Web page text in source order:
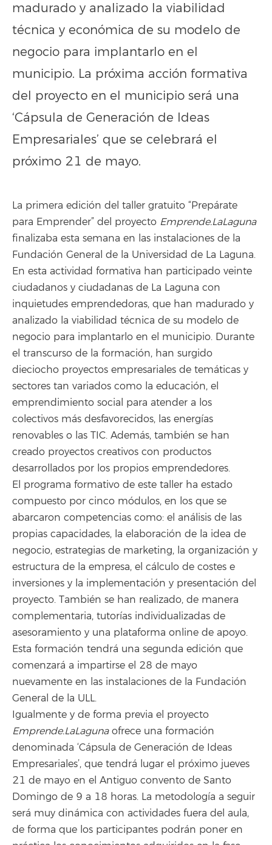
madurado y analizado la viabilidad
técnica y económica de su modelo de
negocio para implantarlo en el
municipio. La próxima acción formativa
del proyecto en el municipio será una
‘Cápsula de Generación de Ideas
Empresariales’ que se celebrará el
próximo 21 de mayo.
La primera edición del taller gratuito “Prepárate
para Emprender” del proyecto Emprende.LaLaguna
finalizaba esta semana en las instalaciones de la
Fundación General de la Universidad de La Laguna.
En esta actividad formativa han participado veinte
ciudadanos y ciudadanas de La Laguna con
inquietudes emprendedoras, que han madurado y
analizado la viabilidad técnica de su modelo de
negocio para implantarlo en el municipio. Durante
el transcurso de la formación, han surgido
dieciocho proyectos empresariales de temáticas y
sectores tan variados como la educación, el
emprendimiento social para atender a los
colectivos más desfavorecidos, las energías
renovables o las TIC. Además, también se han
creado proyectos creativos con productos
desarrollados por los propios emprendedores.
El programa formativo de este taller ha estado
compuesto por cinco módulos, en los que se
abarcaron competencias como: el análisis de las
propias capacidades, la elaboración de la idea de
negocio, estrategias de marketing, la organización y
estructura de la empresa, el cálculo de costes e
inversiones y la implementación y presentación del
proyecto. También se han realizado, de manera
complementaria, tutorías individualizadas de
asesoramiento y una plataforma online de apoyo.
Esta formación tendrá una segunda edición que
comenzará a impartirse el 28 de mayo
nuevamente en las instalaciones de la Fundación
General de la ULL.
Igualmente y de forma previa el proyecto
Emprende.LaLagunaofrece una formación
denominada ‘Cápsula de Generación de Ideas
Empresariales’, que tendrá lugar el próximo jueves
21 de mayo en el Antiguo convento de Santo
Domingo de 9 a 18 horas. La metodología a seguir
será muy dinámica con actividades fuera del aula,
de forma que los participantes podrán poner en